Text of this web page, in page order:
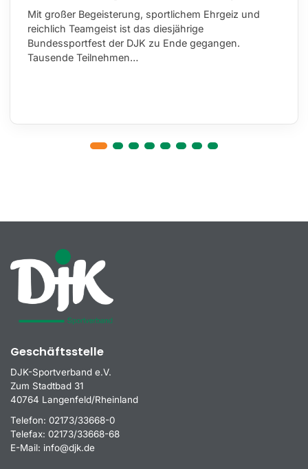
Mit großer Begeisterung, sportlichem Ehrgeiz und
reichlich Teamgeist ist das diesjährige
Bundessportfest der DJK zu Ende gegangen.
Tausende Teilnehmen…
Geschäftsstelle
DJK-Sportverband e.V.
Zum Stadtbad 31
40764 Langenfeld/Rheinland
Telefon: 02173/33668-0
Telefax: 02173/33668-68
E-Mail: info@djk.de